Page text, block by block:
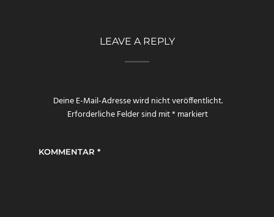
LEAVE A REPLY
Deine E-Mail-Adresse wird nicht veröffentlicht.
Erforderliche Felder sind mit*markiert
KOMMENTAR *